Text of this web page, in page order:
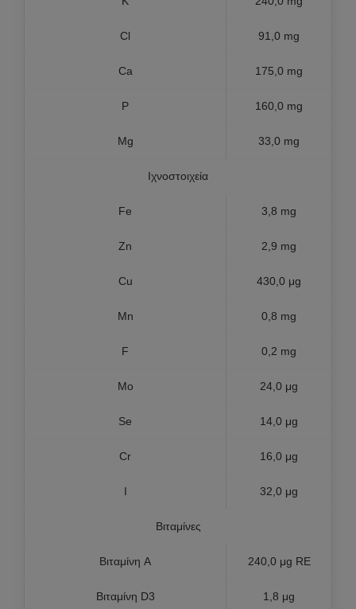
Cl 91,0 mg
Ca 175,0 mg
P 160,0 mg
Mg 33,0 mg
Ιχνοστοιχεία
Fe 3,8 mg
Zn 2,9 mg
Cu 430,0 μg
Mn 0,8 mg
F 0,2 mg
Mo 24,0 μg
Se 14,0 μg
Cr 16,0 μg
I 32,0 μg
Βιταμίνες
Βιταμίνη A 240,0 μg RE
Βιταμίνη D3 1,8 μg